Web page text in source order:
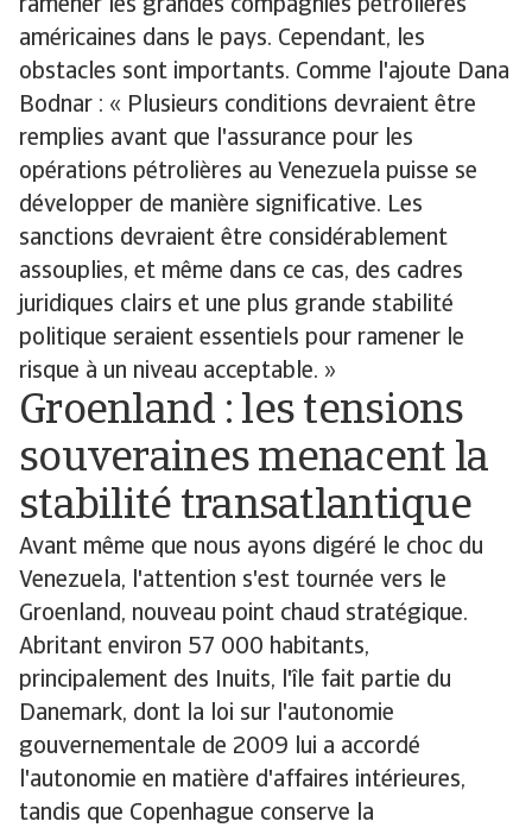
ramener les grandes compagnies pétrolières
américaines dans le pays. Cependant, les
obstacles sont importants. Comme l'ajoute Dana
Bodnar : « Plusieurs conditions devraient être
remplies avant que l'assurance pour les
opérations pétrolières au Venezuela puisse se
développer de manière significative. Les
sanctions devraient être considérablement
assouplies, et même dans ce cas, des cadres
juridiques clairs et une plus grande stabilité
politique seraient essentiels pour ramener le
risque à un niveau acceptable. »
Groenland : les tensions
souveraines menacent la
stabilité transatlantique
Avant même que nous ayons digéré le choc du
Venezuela, l'attention s'est tournée vers le
Groenland, nouveau point chaud stratégique.
Abritant environ 57 000 habitants,
principalement des Inuits, l'île fait partie du
Danemark, dont la loi sur l'autonomie
gouvernementale de 2009 lui a accordé
l'autonomie en matière d'affaires intérieures,
tandis que Copenhague conserve la